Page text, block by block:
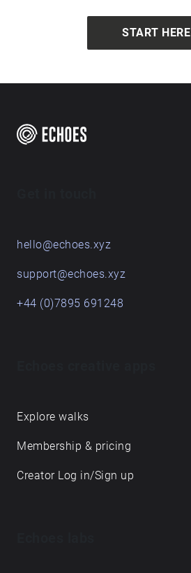
START HERE
hello@echoes.xyz
support@echoes.xyz
+44 (0)7895 691248
Explore walks
Membership & pricing
Creator Log in/Sign up